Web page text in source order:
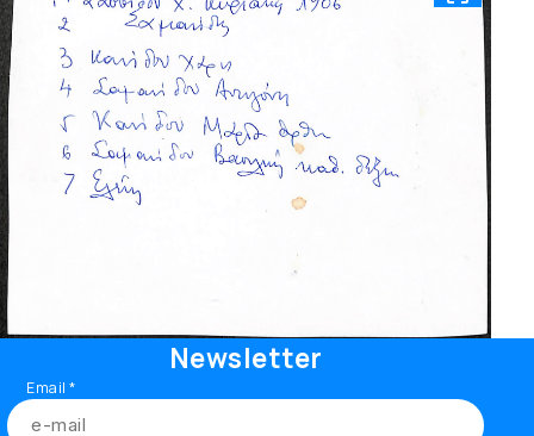
Newsletter
Email*